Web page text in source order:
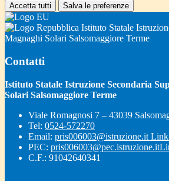
Accetta tutti Salva le preferenze
Istituto Statale
Magnaghi Solari Salsomaggiore Terme
Contatti
Istituto Statale Istruzione Secondaria
Solari Salsomaggiore Terme
Viale Romagnosi 7 – 43039
Tel: 0524-572270
Email: pris006003@istruzione.it Link
PEC: pris006003@pec.istruzione.it
C.F.: 91042640341